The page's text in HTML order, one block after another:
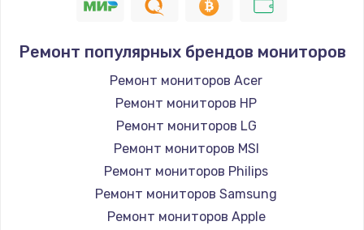
Заказать
Установка драйверов
725 руб.
Заказать
Замена вебкамеры
1260 руб.
Заказать
Ремонт популярных брендов мониторов
Ремонт мониторов Acer
Ремонт мониторов HP
Ремонт мониторов LG
Ремонт мониторов MSI
Ремонт мониторов Philips
Ремонт мониторов Samsung
Ремонт мониторов Apple